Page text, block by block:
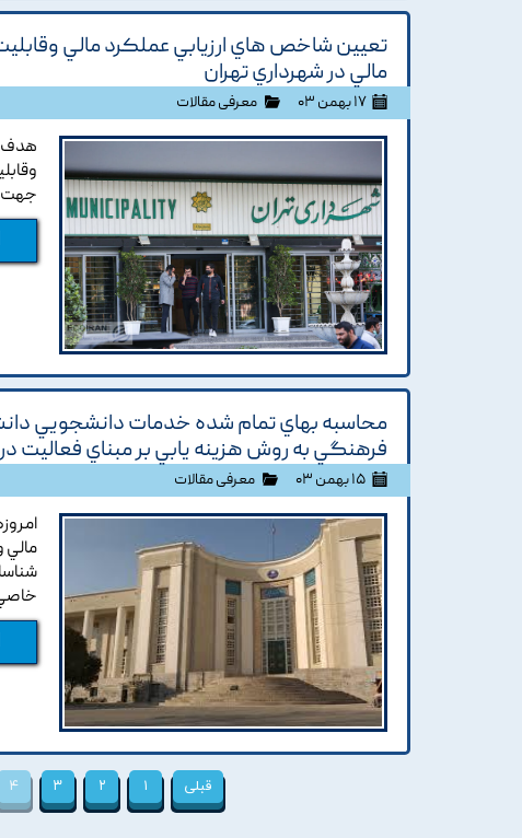
تعيين شاخص هاي ارزيابي عملکرد مالي
مالي در شهرداري تهران
۱۷ بهمن ۰۳ معرفی مقالات
هدف
جهت
محاسبه بهاي تمام شده خدمات دانشجويي
فرهنگي به روش هزينه يابي بر مبناي فعاليت در
۱۵ بهمن ۰۳ معرفی مقالات
مالي
خاصي
قبلی ۱ ۲ ۳ ۴